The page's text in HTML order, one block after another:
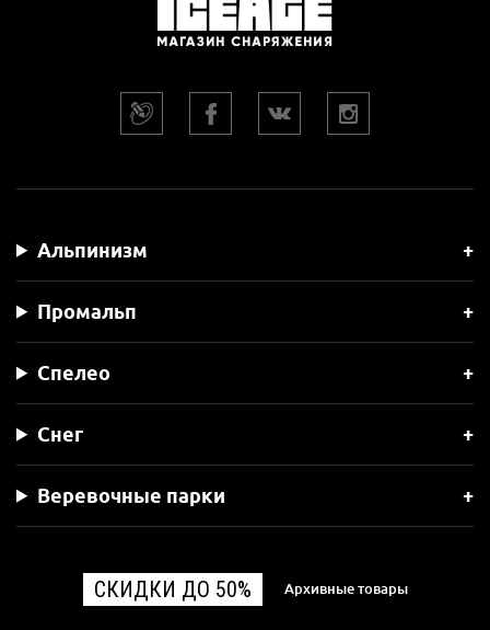
Альпинизм
Промальп
Спелео
Снег
Веревочные парки
СКИДКИ ДО 50% Архивные товары